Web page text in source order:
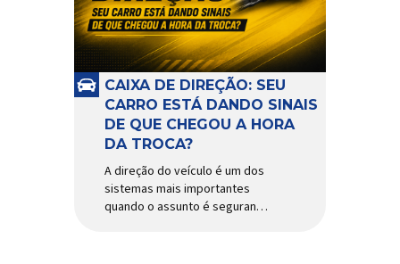
CAIXA DE DIREÇÃO: SEU
CARRO ESTÁ DANDO SINAIS
DE QUE CHEGOU A HORA
DA TROCA?
A direção do veículo é um dos
sistemas mais importantes
quando o assunto é segurança,